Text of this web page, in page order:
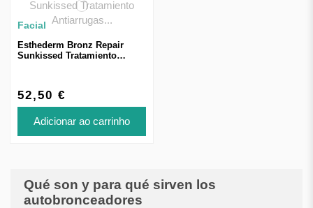
Facial
Esthederm Bronz Repair
Sunkissed Tratamiento
52,50 €
Adicionar ao carrinho
Qué son y para qué sirven los
autobronceadores